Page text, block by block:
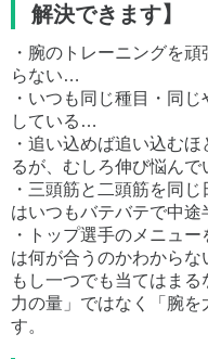
解決できます】
・腕のトレーニングを
らない…
・いつも同じ種目・同
している…
・追い込めば追い込む
るが、むしろ伸び悩ん
・三頭筋と二頭筋を同
はいつもバテバテで中
・トップ選手のメニュ
は何が合うのかわから
もし一つでも当てはま
力の量」ではなく「腕
す。